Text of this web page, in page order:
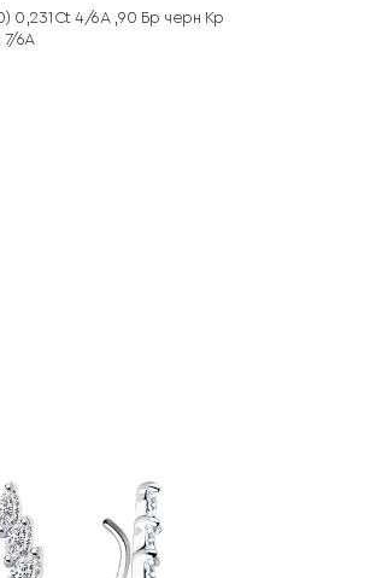
0,231Ct 4/6А ,90 Бр черн Кр
6А